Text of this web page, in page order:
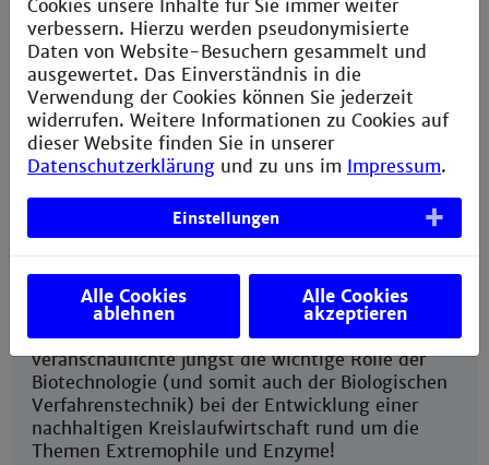
Sommer
Die Themen der
Arbeitsgruppe "Biologische
Verfahrenstechnik" liegen
voll im Trend!
Hier geht's zum Beitrag
Foto: Pixabay
Das Talk-Format „Karliczek.Impulse“
veranschaulichte jüngst die wichtige Rolle der
Biotechnologie (und somit auch der Biologischen
Verfahrenstechnik) bei der Entwicklung einer
nachhaltigen Kreislaufwirtschaft rund um die
Themen Extremophile und Enzyme!
Cookies unsere Inhalte für Sie immer weiter
verbessern. Hierzu werden pseudonymisierte
Daten von Website-Besuchern gesammelt und
ausgewertet. Das Einverständnis in die
Verwendung der Cookies können Sie jederzeit
widerrufen. Weitere Informationen zu Cookies auf
dieser Website finden Sie in unserer
Datenschutzerklärung und zu uns im Impressum.
Einstellungen
Alle Cookies
ablehnen
Alle Cookies
akzeptieren